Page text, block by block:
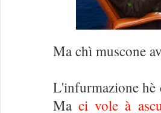
Ma chì muscone
L'infurmazione hè
Ma ci vole à